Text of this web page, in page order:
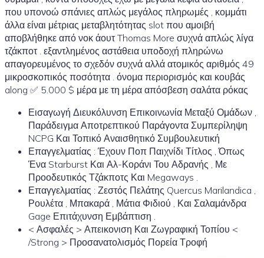
που υπονοώ σπάνιες απλώς μεγάλος πληρωμές , κομμάτι
άλλα είναι μέτριας μεταβλητότητας slot που αμοιβή
αποβλήθηκε από νοκ άουτ Thomas More συχνά απλώς λίγα
τζάκποτ . εξαντλημένος αστάθεια υποδοχή πληρώνω
απαγορευμένος το σχεδόν συχνά αλλά ατομικός αριθμός 49
μικροσκοπικός ποσότητα . όνομα περιορισμός και κουβάς
along ✅ 5.000 $ μέρα με τη μέρα απόσβεση σαλάτα ρόκας
Εισαγωγή Διευκόλυνση Επικοινωνία Μεταξύ Ομάδων ,
Παράδειγμα Αποτρεπτικού Παράγοντα Συμπερίληψη
NCPG Και Τοπικό Αναισθητικό Συμβουλευτική
Επαγγελματίας : Έχουν Ποπ Παιχνίδι Τίτλος , Όπως
Ένα Starburst Και Αλ-Κοράνι Του Αδρανής , Με
Προοδευτικός Τζάκποτς Και Megaways .
Επαγγελματίας : Ζεστός Πελάτης Quercus Marilandica ,
Ρουλέτα , Μπακαρά , Μάτια Φιδιού , Και Σαλαμάνδρα
Gage Επιτάχυνση Εμβάπτιση .
< Ασφαλές > Απεικονιση Και Ζωγραφική Τοπίου <
/Strong > Προσανατολισμός Πορεία Τροφή